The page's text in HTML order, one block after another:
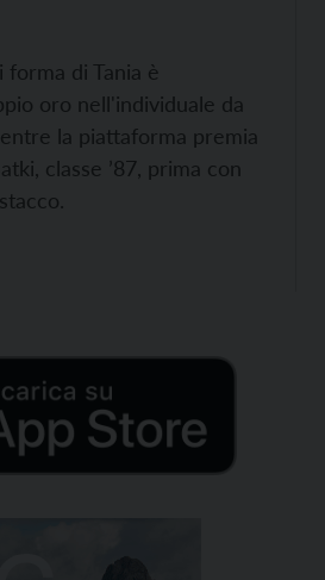
di Tania è
oro nell'individuale da
la piattaforma premia
classe ’87, prima con